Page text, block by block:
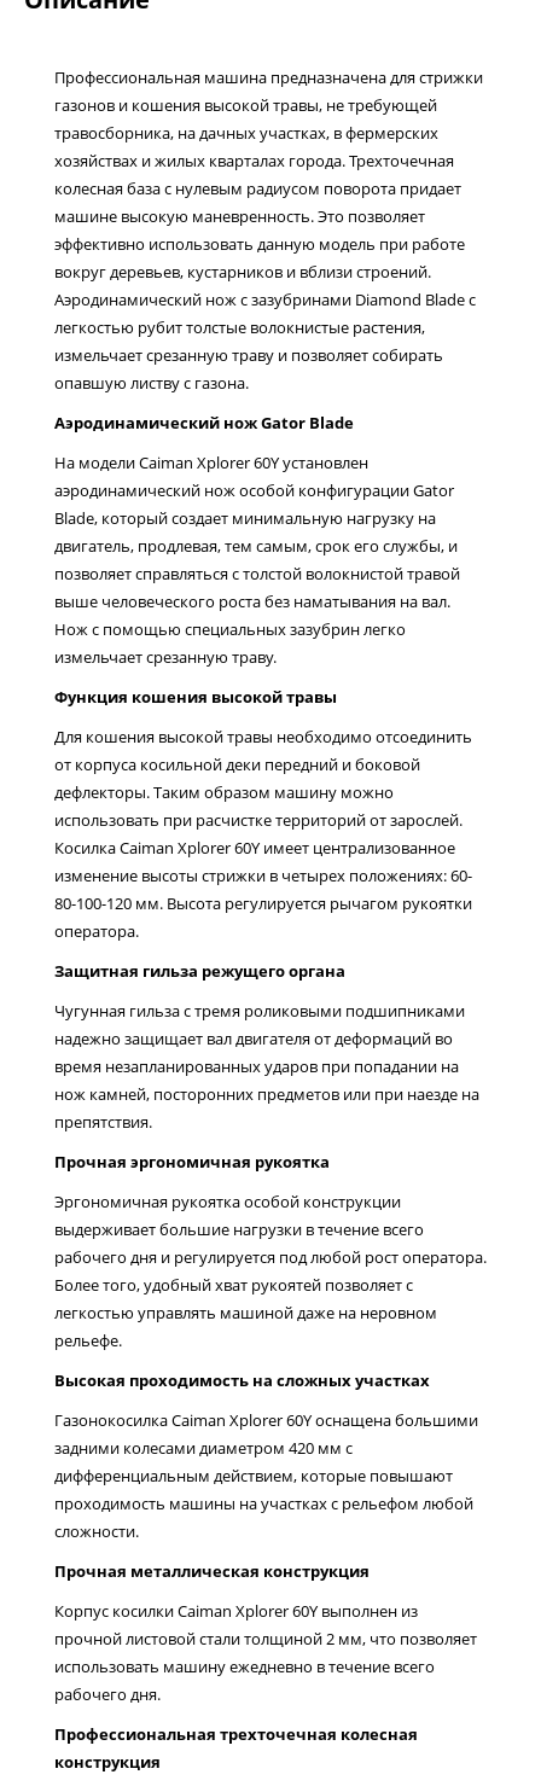
Профессиональная машина предназначена для стрижки
газонов и кошения высокой травы, не требующей
травосборника, на дачных участках, в фермерских
хозяйствах и жилых кварталах города. Трехточечная
колесная база с нулевым радиусом поворота придает
машине высокую маневренность. Это позволяет
эффективно использовать данную модель при работе
вокруг деревьев, кустарников и вблизи строений.
Аэродинамический нож с зазубринами Diamond Blade с
легкостью рубит толстые волокнистые растения,
измельчает срезанную траву и позволяет собирать
опавшую листву с газона.
Аэродинамический нож Gator Blade
На модели Caiman Xplorer 60Y установлен
аэродинамический нож особой конфигурации Gator
Blade, который создает минимальную нагрузку на
двигатель, продлевая, тем самым, срок его службы, и
позволяет справляться с толстой волокнистой травой
выше человеческого роста без наматывания на вал.
Нож с помощью специальных зазубрин легко
измельчает срезанную траву.
Функция кошения высокой травы
Для кошения высокой травы необходимо отсоединить
от корпуса косильной деки передний и боковой
дефлекторы. Таким образом машину можно
использовать при расчистке территорий от зарослей.
Косилка Caiman Xplorer 60Y имеет централизованное
изменение высоты стрижки в четырех положениях: 60-
80-100-120 мм. Высота регулируется рычагом рукоятки
оператора.
Защитная гильза режущего органа
Чугунная гильза с тремя роликовыми подшипниками
надежно защищает вал двигателя от деформаций во
время незапланированных ударов при попадании на
нож камней, посторонних предметов или при наезде на
препятствия.
Прочная эргономичная рукоятка
Эргономичная рукоятка особой конструкции
выдерживает большие нагрузки в течение всего
рабочего дня и регулируется под любой рост оператора.
Более того, удобный хват рукоятей позволяет с
легкостью управлять машиной даже на неровном
рельефе.
Высокая проходимость на сложных участках
Газонокосилка Caiman Xplorer 60Y оснащена большими
задними колесами диаметром 420 мм с
дифференциальным действием, которые повышают
проходимость машины на участках с рельефом любой
сложности.
Прочная металлическая конструкция
Корпус косилки Caiman Xplorer 60Y выполнен из
прочной листовой стали толщиной 2 мм, что позволяет
использовать машину ежедневно в течение всего
рабочего дня.
Профессиональная трехточечная колесная
конструкция